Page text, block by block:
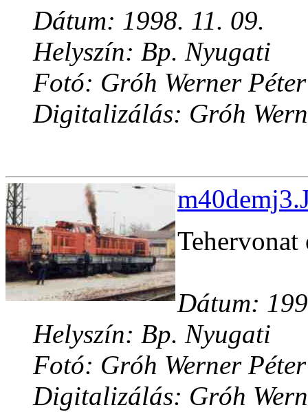
Dátum: 1998. 11. 09.
Helyszín: Bp. Nyugati
Fotó: Gróh Werner Péter
Digitalizálás: Gróh
Tehervonat
Dátum:
Helyszín: Bp. Nyugati
Fotó: Gróh Werner Péter
Digitalizálás: Gróh